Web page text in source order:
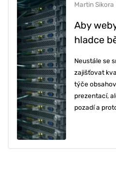
Aby
hladce
Martin Sikora
Neustále se
zajišťovat
týče
prezentací,
pozadí a